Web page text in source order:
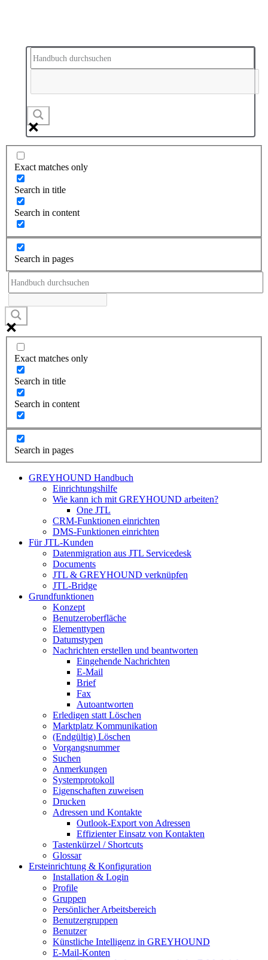
Exact matches only
Search in title
Search in content
Search in pages
Exact matches only
Search in title
Search in content
Search in pages
GREYHOUND Handbuch
Einrichtungshilfe
Wie kann ich mit GREYHOUND arbeiten?
One JTL
CRM-Funktionen einrichten
DMS-Funktionen einrichten
Für JTL-Kunden
Datenmigration aus JTL Servicedesk
Documents
JTL & GREYHOUND verknüpfen
JTL-Bridge
Grundfunktionen
Konzept
Benutzeroberfläche
Elementtypen
Datumstypen
Nachrichten erstellen und beantworten
Eingehende Nachrichten
E-Mail
Brief
Fax
Autoantworten
Erledigen statt Löschen
Marktplatz Kommunikation
(Endgültig) Löschen
Vorgangsnummer
Suchen
Anmerkungen
Systemprotokoll
Eigenschaften zuweisen
Drucken
Adressen und Kontakte
Outlook-Export von Adressen
Effizienter Einsatz von Kontakten
Tastenkürzel / Shortcuts
Glossar
Ersteinrichtung & Konfiguration
Installation & Login
Profile
Gruppen
Persönlicher Arbeitsbereich
Benutzergruppen
Benutzer
Künstliche Intelligenz in GREYHOUND
E-Mail-Konten